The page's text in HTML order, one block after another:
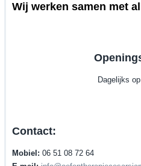
Wij werken samen met
Dagelijks
Contact:
Mobiel: 06 51 08 72 64